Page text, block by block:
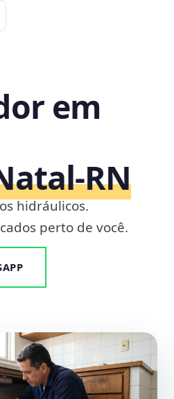
em
hidráulicos.
perto de você.